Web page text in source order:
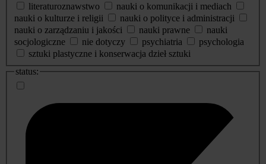
literaturoznawstwo
nauki o komunikacji i mediach
nauki o kulturze i religii
nauki o polityce i administracji
nauki o zarządzaniu i jakości
nauki prawne
nauki
socjologiczne
nie dotyczy psychiatria
psychologia
sztuki plastyczne i konserwacja dzieł sztuki
status: